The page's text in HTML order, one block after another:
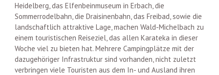
Heidelberg, das Elfenbeinmuseum in Erbach, die
Sommerrodelbahn, die Draisinenbahn, das Freibad, sowie die
landschaftlich attraktive Lage, machen Wald-Michelbach zu
einem touristischen Reiseziel, das allen Karateka in dieser
Woche viel zu bieten hat. Mehrere Campingplätze mit der
dazugehöriger Infrastruktur sind vorhanden, nicht zuletzt
verbringen viele Touristen aus dem In- und Ausland ihren